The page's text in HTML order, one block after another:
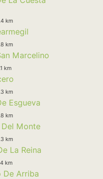
km
km
Marcelino
km
km
Esgueva
km
Monte
km
La Reina
km
De Arriba